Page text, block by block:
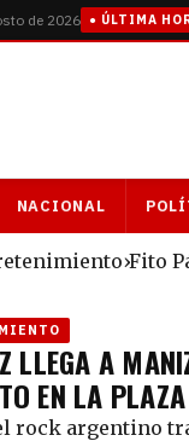
de 2026 ● ÚLTIMA
Suiza: octavos de final
NACIONAL
›Fito
LLEGA A
EN LA
rock argentino